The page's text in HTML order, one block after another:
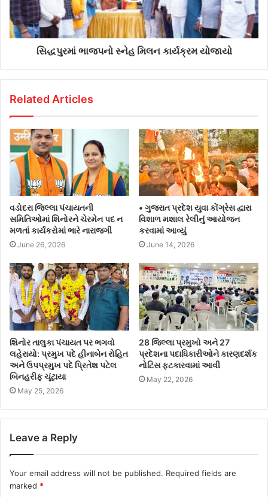
સિદ્ધપુરમાં ભાજપનો સ્નેહ મિલન કાર્યક્રમ યોજાયો
Related Articles
વડોદરા જિલ્લા પંચાયતની
સમિતિઓમાં શિનોરને ચેરમેન પદ ન
મળતાં કાર્યકરોમાં ભારે નારાજગી
June 26, 2026
• ગુજરાત પ્રદેશ યુવા કોંગ્રેસ દ્વારા
વિશાળ મશાલ રેલીનું આયોજન
કરવામાં આવ્યું
June 14, 2026
શિનોર તાલુકા પંચાયત પર ભગવો
લહેરાયો: પ્રમુખ પદે હીનાબેન રોહિત
અને ઉપપ્રમુખ પદે પ્રિતેશ પટેલ
બિનહરીફ ચૂંટાયા
May 25, 2026
28 જિલ્લા પ્રમુખો અને 27
પ્રદેશના પદાધિકારીઓને કારણદર્શક
નોટિસ ફટકારવામાં આવી
May 22, 2026
Leave a Reply
Your email address will not be published. Required fields are
marked *